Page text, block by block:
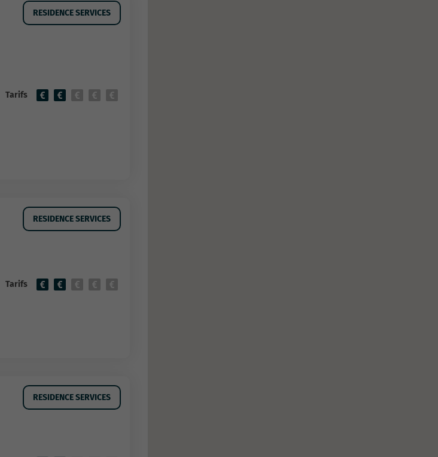
RESIDENCE SERVICES
Tarifs
RESIDENCE SERVICES
Tarifs
RESIDENCE SERVICES